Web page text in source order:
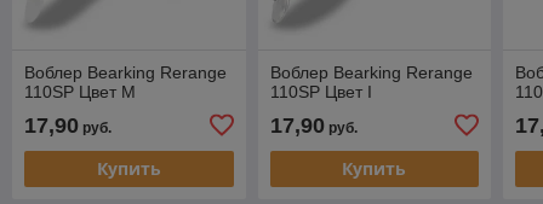
Воблер Bearking Rerange
110SP Цвет M
17,90 руб.
Купить
Воблер Bearking Rerange
110SP Цвет I
17,90руб.
Купить